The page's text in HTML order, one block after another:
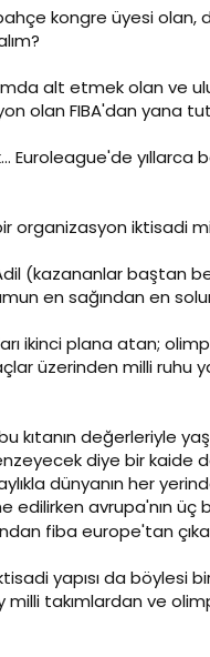
kongre üyesi
alt etmek olan ve
olan FIBA'dan yana
Euroleague'de
organizasyon iktisadi
(kazananlar baştan
en sağından en
ikinci plana atan;
üzerinden milli ruhu
değerleriyle
diye bir kaide
dünyanın her
avrupa'nın
fiba europe'tan
yapısı da böylesi bir
takımlardan ve